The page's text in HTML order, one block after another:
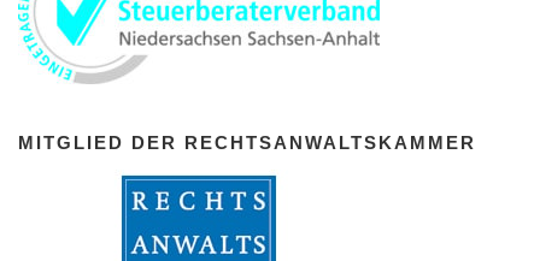
MITGLIED DER RECHTSANWALTSKAMMER